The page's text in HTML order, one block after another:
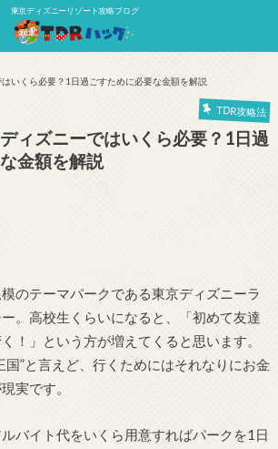
東京ディズニーリゾート攻略ブログ
はいくら必要？1日過ごすために必要な金額を解説
TDR攻略法
ディズニーではいくら必要？1日過
金額を解説
のテーマパークである東京ディズニーラ
。高校生くらいになると、「初めて友達
！」という方が増えてくると思います。
国”と言えど、行くためにはそれなりにお金
実です。
バイト代をいくら用意すればパークを1日